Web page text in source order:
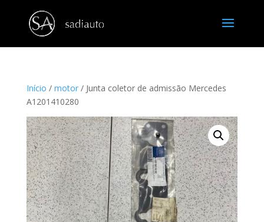
Início / motor/ Junta coletor de admissão Mercedes
A1201410280